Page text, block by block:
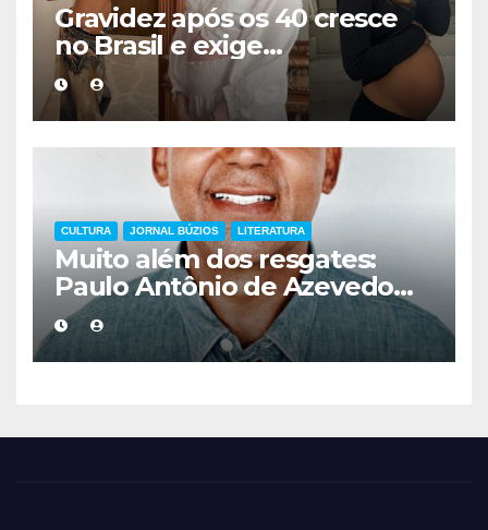
Gravidez após os 40 cresce
no Brasil e exige
acompanhamento médico
mais cuidadoso
CULTURA JORNAL BÚZIOS LITERATURA
Muito além dos resgates:
Paulo Antônio de Azevedo
eterniza a coragem, a
humanidade e a missão dos
guarda-vidas na literatura